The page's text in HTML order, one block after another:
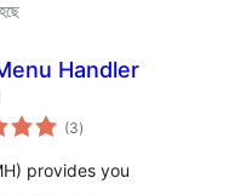
Handler
(3টা
মুঠ)
provides you